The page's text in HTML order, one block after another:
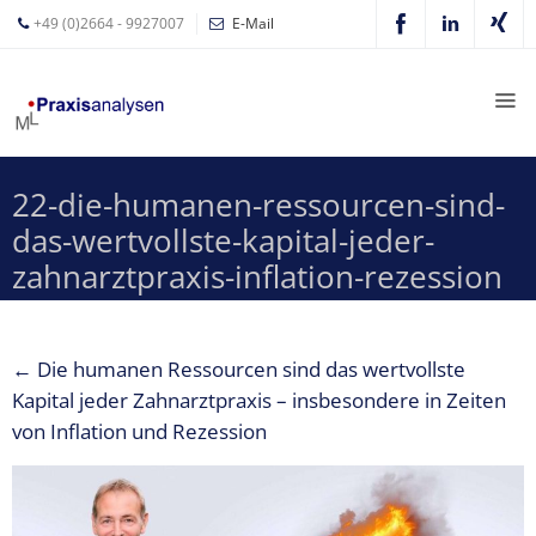
+49 (0)2664 - 9927007 E-Mail
22-die-humanen-ressourcen-sind-
das-wertvollste-kapital-jeder-
zahnarztpraxis-inflation-rezession
← Die humanen Ressourcen sind das wertvollste
Kapital jeder Zahnarztpraxis – insbesondere in Zeiten
von Inflation und Rezession
Leyer
Expertisen
Betriebswirtschaftliche
Beratung für
Zahnärzte
Zahnarzt-
Z-MVZ
Konzept